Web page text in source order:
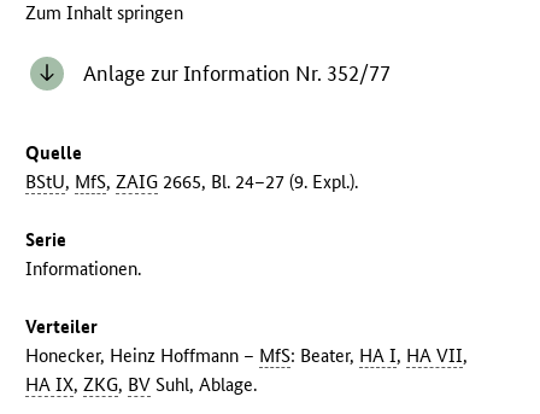
Zum Inhalt springen
Anlage zur Information Nr. 352/77
Quelle
BStU, MfS,ZAIG 2665, Bl. 24–27 (9. Expl.).
Serie
Informationen.
Verteiler
Honecker, Heinz Hoffmann – MfS: Beater, HA I, HA VII,
HA IX,ZKG, BV Suhl, Ablage.